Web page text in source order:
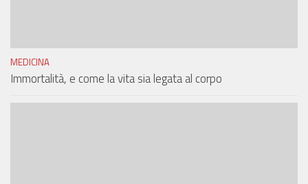
MEDICINA
Immortalità, e come la vita sia legata al corpo